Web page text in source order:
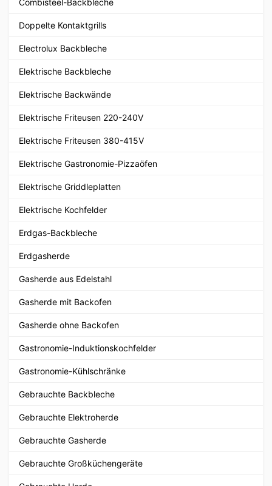
Combisteel-Backbleche
Doppelte Kontaktgrills
Electrolux Backbleche
Elektrische Backbleche
Elektrische Backwände
Elektrische Friteusen 220-240V
Elektrische Friteusen 380-415V
Elektrische Gastronomie-Pizzaöfen
Elektrische Griddleplatten
Elektrische Kochfelder
Erdgas-Backbleche
Erdgasherde
Gasherde aus Edelstahl
Gasherde mit Backofen
Gasherde ohne Backofen
Gastronomie-Induktionskochfelder
Gastronomie-Kühlschränke
Gebrauchte Backbleche
Gebrauchte Elektroherde
Gebrauchte Gasherde
Gebrauchte Großküchengeräte